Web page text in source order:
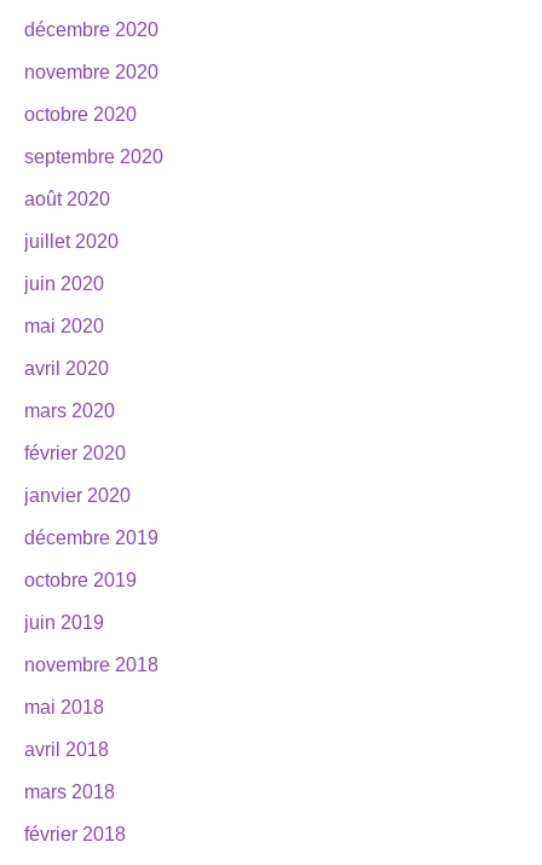
décembre 2020
novembre 2020
octobre 2020
septembre 2020
août 2020
juillet 2020
juin 2020
mai 2020
avril 2020
mars 2020
février 2020
janvier 2020
décembre 2019
octobre 2019
juin 2019
novembre 2018
mai 2018
avril 2018
mars 2018
février 2018